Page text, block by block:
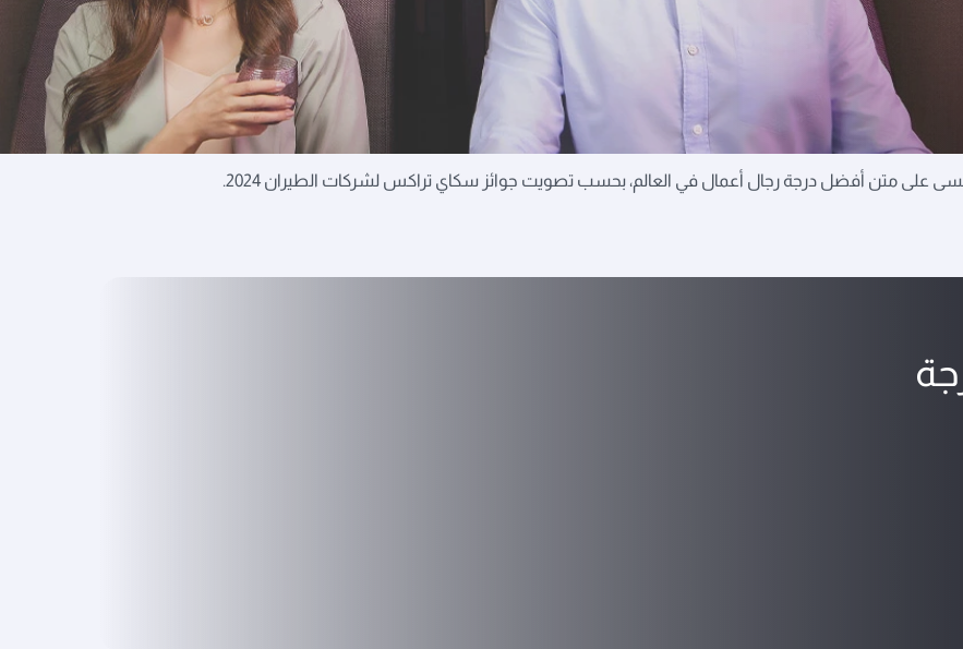
العالم لن تنساها
على متن أفضل درجة رجال أعمال في العالم، بحسب تصويت جوائز سكاي تراكس لشركات الطيران 2024.